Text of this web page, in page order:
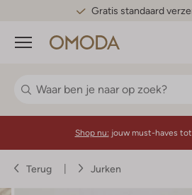
Gratis standaard
Menu
Shop nu: jouw must-haves
Terug Jurken